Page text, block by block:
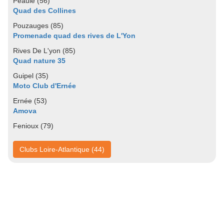
Quad des Collines
Pouzauges (85)
Promenade quad des rives de L'Yon
Rives De L'yon (85)
Quad nature 35
Guipel (35)
Moto Club d'Ernée
Ernée (53)
Amova
Fenioux (79)
Clubs Loire-Atlantique (44)